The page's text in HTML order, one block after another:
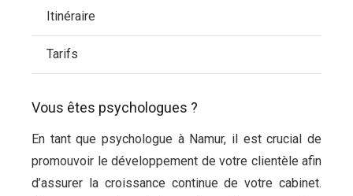
Itinéraire
Tarifs
Vous êtes psychologues ?
En tant que psychologue à Namur, il est crucial de
promouvoir le développement de votre clientèle afin
d’assurer la croissance continue de votre cabinet.